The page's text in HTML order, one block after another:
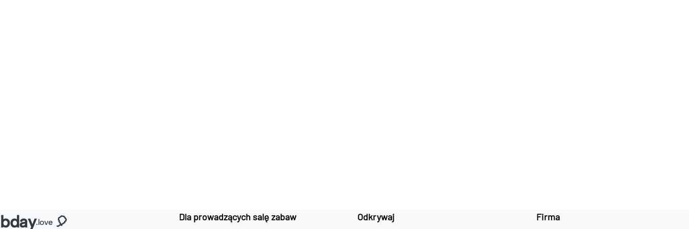
bday.love 🎈 Dla prowadzących salę zabaw Odkrywaj Firma